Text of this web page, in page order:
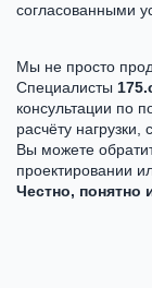
согласованными
Мы не просто
Специалисты
консультации по
расчёту
Вы можете
проектировании
Честно,